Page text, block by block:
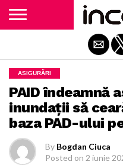
ASIGURĂRI
PAID îndeamnă
inundații să
baza PAD-ului
By Bogdan Ciuca
Posted on 2 iunie
Exit